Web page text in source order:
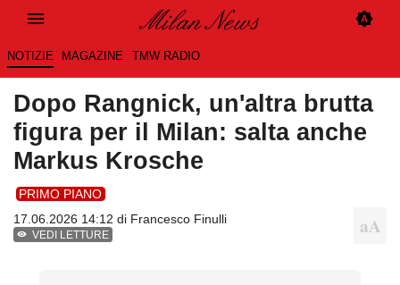
NOTIZIE MAGAZINE TMW RADIO
Dopo Rangnick, un'altra brutta
figura per il Milan: salta anche
Markus Krosche
PRIMO PIANO
17.06.2026 14:12 di Francesco Finulli
VEDI LETTURE